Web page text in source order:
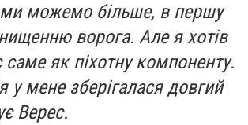
можемо більше, в першу
ворога. Але я хотів
саме як піхотну компоненту.
у мене зберігалася довгий
Верес.